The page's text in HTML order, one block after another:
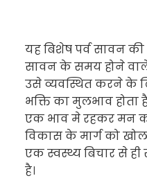
यह बिशेष पर्व सावन
सावन के समय होने वाले
उसे व्यवस्थित करने के
भक्ति का मुलभाव
एक भाव मे रहकर मन
विकास के मार्ग को
एक स्वस्थ्य बिचार से
है।